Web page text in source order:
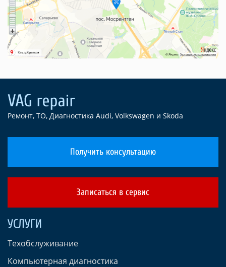
Ремонт, ТО, Диагностика Audi, Volkswagen и Skoda
Получить консультацию
Записаться в сервис
УСЛУГИ
Техобслуживание
Компьютерная диагностика